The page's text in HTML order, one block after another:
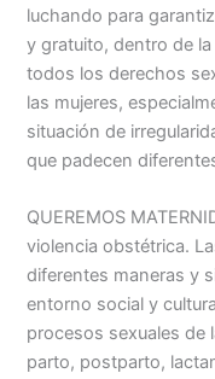
luchando para
y gratuito, dentro de
todos los derechos
las mujeres,
situación de
que padecen
QUEREMOS
violencia obstétrica.
diferentes maneras y
entorno social y
procesos sexuales de
parto, postparto,